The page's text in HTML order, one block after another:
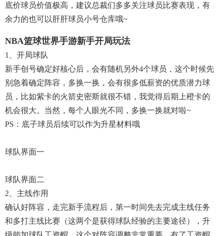
底价球员价值极高，建议总裁们多多关注球员比赛表现，有
余力的也可以肝肝球员小号仓库哦~
NBA篮球世界手游新手开局玩法
1、开局球队
新手创号确定好核心后，会有随机另外4个球员，这个时候先
别急着确定阵容，多换一换，会有很多低薪资的优质潜力球
员，比如紫卡的火箭史密斯就很不错，我觉得后期上橙卡的
机会很大。当然，每个人眼光不同，多换一换就对啦~
PS：底子球员后续可以作为升星材料哦
球队界面一
球队界面二
2、主线作用
确认好阵容，走完新手流程后，第一时间先去完成主线任务
和多打主线比赛（这两个是获得球队经验的主要途径），升